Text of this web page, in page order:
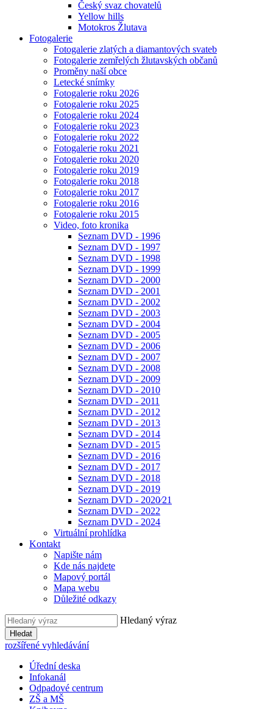
Český svaz chovatelů
Yellow hills
Motokros Žlutava
Fotogalerie
Fotogalerie zlatých a diamantových svateb
Fotogalerie zemřelých žlutavských občanů
Proměny naší obce
Letecké snímky
Fotogalerie roku 2026
Fotogalerie roku 2025
Fotogalerie roku 2024
Fotogalerie roku 2023
Fotogalerie roku 2022
Fotogalerie roku 2021
Fotogalerie roku 2020
Fotogalerie roku 2019
Fotogalerie roku 2018
Fotogalerie roku 2017
Fotogalerie roku 2016
Fotogalerie roku 2015
Video, foto kronika
Seznam DVD - 1996
Seznam DVD - 1997
Seznam DVD - 1998
Seznam DVD - 1999
Seznam DVD - 2000
Seznam DVD - 2001
Seznam DVD - 2002
Seznam DVD - 2003
Seznam DVD - 2004
Seznam DVD - 2005
Seznam DVD - 2006
Seznam DVD - 2007
Seznam DVD - 2008
Seznam DVD - 2009
Seznam DVD - 2010
Seznam DVD - 2011
Seznam DVD - 2012
Seznam DVD - 2013
Seznam DVD - 2014
Seznam DVD - 2015
Seznam DVD - 2016
Seznam DVD - 2017
Seznam DVD - 2018
Seznam DVD - 2019
Seznam DVD - 2020⁄21
Seznam DVD - 2022
Seznam DVD - 2024
Virtuální prohlídka
Kontakt
Napište nám
Kde nás najdete
Mapový portál
Mapa webu
Důležité odkazy
Hledaný výraz
Hledat
rozšířené vyhledávání
Úřední deska
Infokanál
Odpadové centrum
ZŠ a MŠ